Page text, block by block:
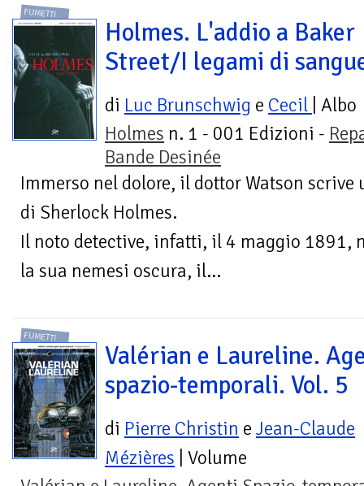
FUMETTI
Holmes. L'addio a Baker
Street/I legami di
di Luc Brunschwig e Cecil | Albo
Holmes n. 1 - 001 Edizioni -
Bande Desinée
Immerso nel dolore, il dottor Watson
di Sherlock Holmes.
Il noto detective, infatti, il 4 maggio 1891,
la sua nemesi oscura, il...
FUMETTI
Valérian e Laureline.
spazio-temporali. Vol. 5
di Pierre Christin e Jean-Claude
Mézières | Volume